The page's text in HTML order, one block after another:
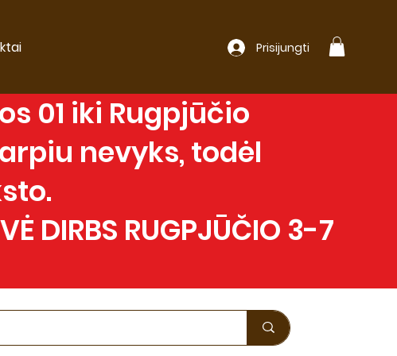
Prisijungti
01 iki Rugpjūčio
nevyks, todėl
DIRBS RUGPJŪČIO 3-7